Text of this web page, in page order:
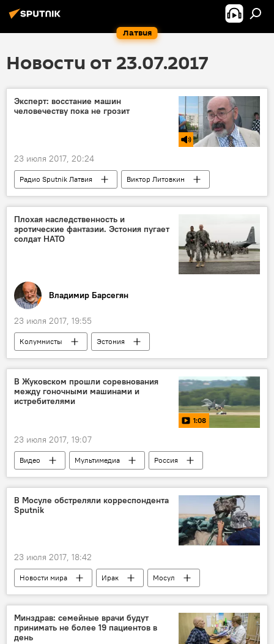
Латвия
Новости от 23.07.2017
Эксперт: восстание машин
человечеству пока не грозит
23 июля 2017, 20:24
Радио Sputnik Латвия
Виктор Литовкин
роботы
искусственный интеллект
Плохая наследственность и
эротические фантазии. Эстония пугает
солдат НАТО
Владимир Барсегян
23 июля 2017, 19:55
Колумнисты
Эстония
вооруженные силы США и НАТО в Европе
В Жуковском прошли соревнования
между гоночными машинами и
истребителями
1:08
23 июля 2017, 19:07
Видео Мультимедиа
Россия
Жуковский
МАКС-2017
самолет
истребитель
В Мосуле обстреляли корреспондента
Sputnik
23 июля 2017, 18:42
Новости мира Ирак
Мосул
обстрел
Минздрав: семейные врачи будут
принимать не более 19 пациентов в
день